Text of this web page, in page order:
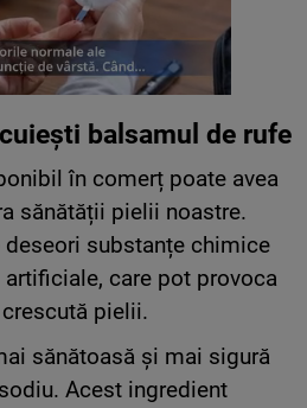
balsamul de rufe
în comerț poate avea
sănătății pielii noastre.
substanțe chimice
care pot provoca
pielii.
sănătoasă și mai sigură
Acest ingredient